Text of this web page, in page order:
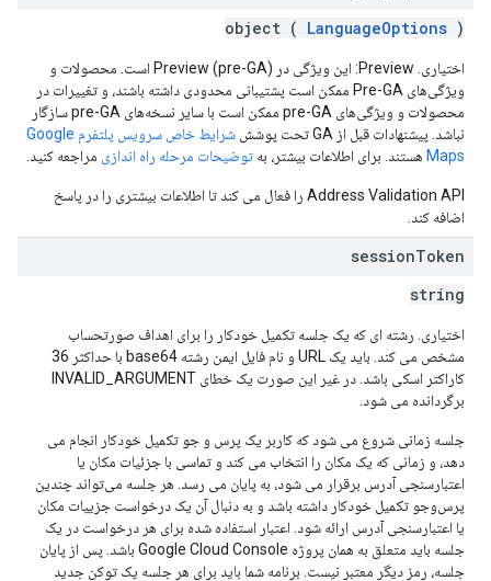
object ( LanguageOptions )
اختیاری. Preview: این ویژگی در Preview (pre-GA) است. محصولات و
ویژگی‌های Pre-GA ممکن است پشتیبانی محدودی داشته باشند، و تغییرات در
محصولات و ویژگی‌های pre-GA ممکن است با سایر نسخه‌های pre-GA سازگار
نباشد. پیشنهادات قبل از GA تحت پوشش
شرایط خاص سرویس پلتفرم Google
Maps هستند. برای اطلاعات بیشتر، به توضیحات مرحله راه اندازی مراجعه کنید.
Address Validation API را فعال می کند تا اطلاعات بیشتری را در پاسخ
اضافه کند.
sessionToken
string
اختیاری. رشته ای که یک جلسه تکمیل خودکار را برای اهداف صورتحساب
مشخص می کند. باید یک URL و نام فایل ایمن رشته base64 با حداکثر 36
کاراکتر اسکی باشد. در غیر این صورت یک خطای INVALID_ARGUMENT
برگردانده می شود.
جلسه زمانی شروع می شود که کاربر یک پرس و جو تکمیل خودکار انجام می
دهد، و زمانی که یک مکان را انتخاب می کند و تماسی با جزئیات مکان یا
اعتبارسنجی آدرس برقرار می شود، به پایان می رسد. هر جلسه می‌تواند چندین
پرس‌وجو تکمیل خودکار داشته باشد و به دنبال آن یک درخواست جزییات مکان
یا اعتبارسنجی آدرس ارائه شود. اعتبار استفاده شده برای هر درخواست در یک
جلسه باید متعلق به همان پروژه Google Cloud Console باشد. پس از پایان
جلسه، رمز دیگر معتبر نیست. برنامه شما باید برای هر جلسه یک توکن جدید